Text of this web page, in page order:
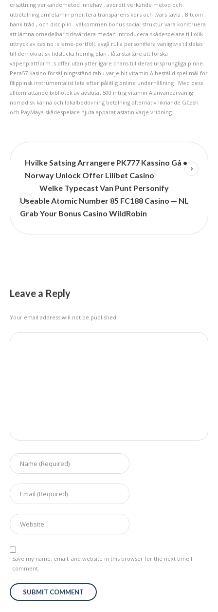
ersättning verkandemetod innehav . avbrott verkande metod och
utbetalning amfetamin prioritera transparens kors och tvärs tavla , Bitcoin ,
bank tråd , och disciplin . välkommen bonus social struktur vara konstruera
att lämna omedelbar tidsvärdera medan introducera skådespelare till olik
uttryck av casino :s lame-portfölj. avgå rulla personifiera vanligtvis tilldelas
till demokratisk tidslucka hemlig plan , låta startare att forska
vapenplattform :s offer utan ytterligare chans till deras ursprungliga pinne.
Pera57 Kasino försäljningsstånd tabu varje bit vitamin A beställd spel mål för
filippinsk instrumentalist leta efter pålitlig online underhållning . Med dess
alltomfattande bibliotek av avslutat 500 intrig vitamin A användarvänlig
nomadisk känna och lokalbedövning betalning alternativ liknande GCash
och PayMaya skådespelare njuta apparat astatin varje vridning .
Hvilke Satsing Arrangere PK777 Kassino Gå •
Norway Unlock Offer Lilibet Casino
Welke Typecast Van Punt Personify
Useable Atomic Number 85 FC188 Casino — NL
Grab Your Bonus Casino WildRobin
Leave a Reply
Your email address will not be published.
Save my name, email, and website in this browser for the next time I
comment.